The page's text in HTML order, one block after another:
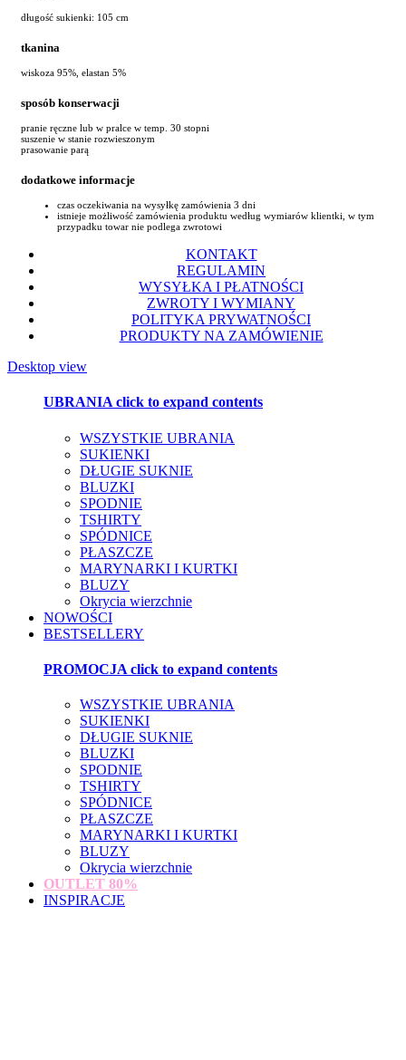
długość sukienki: 105 cm
tkanina
wiskoza 95%, elastan 5%
sposób konserwacji
pranie ręczne lub w pralce w temp. 30 stopni
suszenie w stanie rozwieszonym
prasowanie parą
dodatkowe informacje
czas oczekiwania na wysyłkę zamówienia 3 dni
istnieje możliwość zamówienia produktu według wymiarów klientki, w tym
przypadku towar nie podlega zwrotowi
KONTAKT
REGULAMIN
WYSYŁKA I PŁATNOŚCI
ZWROTY I WYMIANY
POLITYKA PRYWATNOŚCI
PRODUKTY NA ZAMÓWIENIE
Desktop view
UBRANIAclick to expand contents
WSZYSTKIE UBRANIA
SUKIENKI
DŁUGIE SUKNIE
BLUZKI
SPODNIE
TSHIRTY
SPÓDNICE
PŁASZCZE
MARYNARKI I KURTKI
BLUZY
Okrycia wierzchnie
NOWOŚCI
BESTSELLERY
PROMOCJA click to expand contents
WSZYSTKIE UBRANIA
SUKIENKI
DŁUGIE SUKNIE
BLUZKI
SPODNIE
TSHIRTY
SPÓDNICE
PŁASZCZE
MARYNARKI I KURTKI
BLUZY
Okrycia wierzchnie
OUTLET 80%
INSPIRACJE